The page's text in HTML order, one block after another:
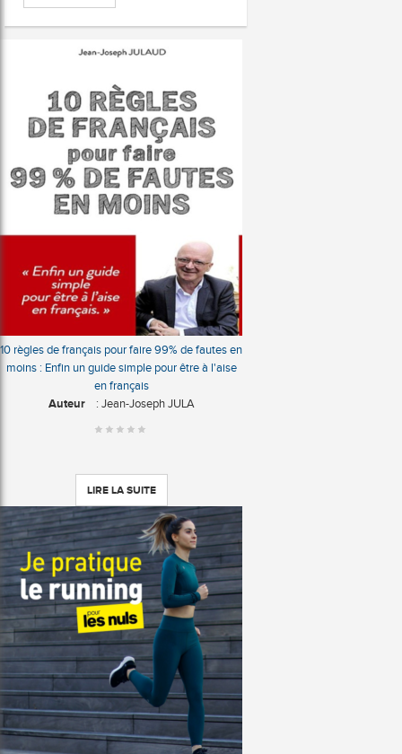
10 règles de français pour faire 99% de fautes en
moins : Enfin un guide simple pour être à l'aise
en français
Auteur: Jean-Joseph JULA
LIRE LA SUITE